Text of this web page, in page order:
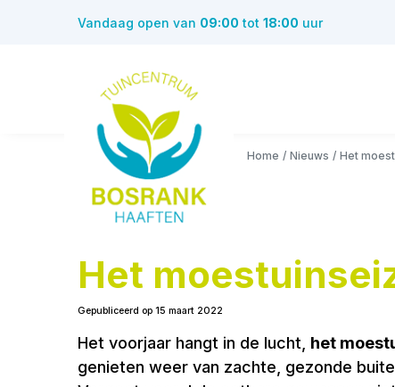
Home Nieuws Het
Vandaag open van 09:00 tot 18:00 uur
Het
Gepubliceerd op 15 maart 2022
Het voorjaar hangt in de lucht, het
genieten weer van zachte, gezonde